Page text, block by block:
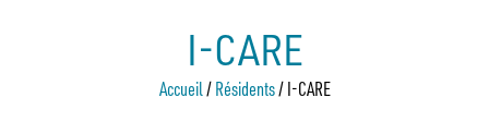
I-CARE
Accueil/Résidents/I-CARE